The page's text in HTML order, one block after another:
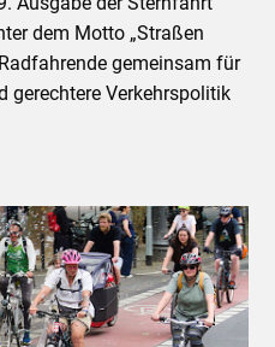
dem Motto „Straßen
gemeinsam für
gerechtere Verkehrspolitik